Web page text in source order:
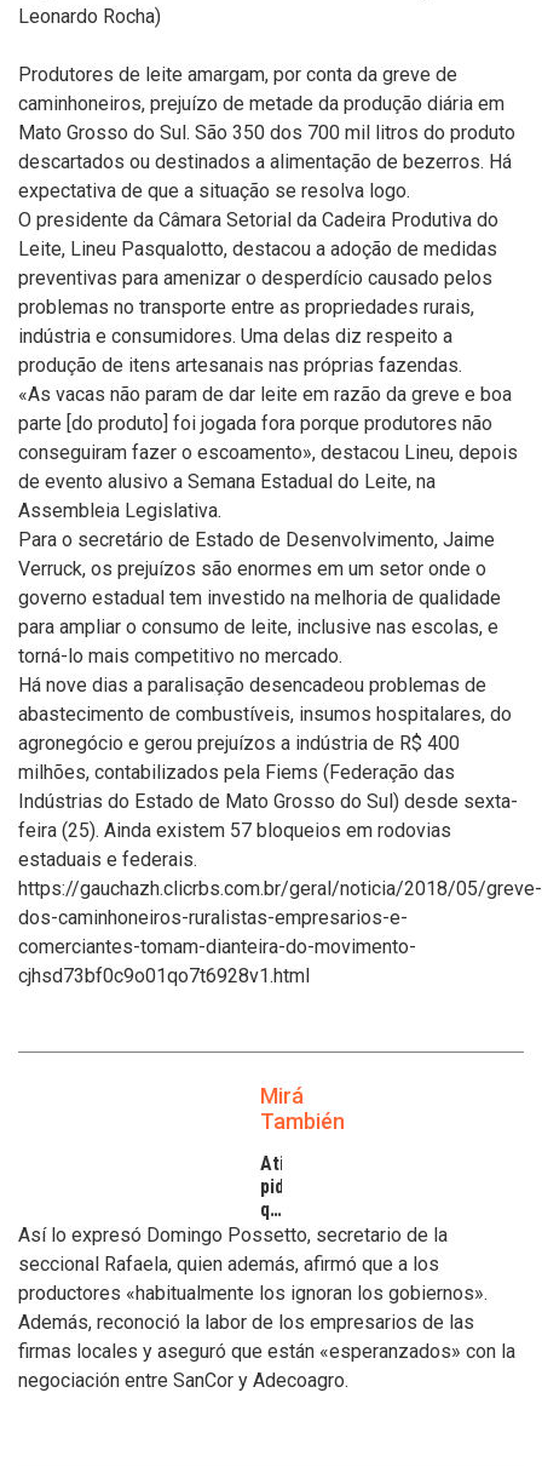
Leonardo Rocha)
Produtores de leite amargam, por conta da greve de
caminhoneiros, prejuízo de metade da produção diária em
Mato Grosso do Sul. São 350 dos 700 mil litros do produto
descartados ou destinados a alimentação de bezerros. Há
expectativa de que a situação se resolva logo.
O presidente da Câmara Setorial da Cadeira Produtiva do
Leite, Lineu Pasqualotto, destacou a adoção de medidas
preventivas para amenizar o desperdício causado pelos
problemas no transporte entre as propriedades rurais,
indústria e consumidores. Uma delas diz respeito a
produção de itens artesanais nas próprias fazendas.
«As vacas não param de dar leite em razão da greve e boa
parte [do produto] foi jogada fora porque produtores não
conseguiram fazer o escoamento», destacou Lineu, depois
de evento alusivo a Semana Estadual do Leite, na
Assembleia Legislativa.
Para o secretário de Estado de Desenvolvimento, Jaime
Verruck, os prejuízos são enormes em um setor onde o
governo estadual tem investido na melhoria de qualidade
para ampliar o consumo de leite, inclusive nas escolas, e
torná-lo mais competitivo no mercado.
Há nove dias a paralisação desencadeou problemas de
abastecimento de combustíveis, insumos hospitalares, do
agronegócio e gerou prejuízos a indústria de R$ 400
milhões, contabilizados pela Fiems (Federação das
Indústrias do Estado de Mato Grosso do Sul) desde sexta-
feira (25). Ainda existem 57 bloqueios em rodovias
estaduais e federais.
https://gauchazh.clicrbs.com.br/geral/noticia/2018/05/greve-
dos-caminhoneiros-ruralistas-empresarios-e-
comerciantes-tomam-dianteira-do-movimento-
cjhsd73bf0c9o01qo7t6928v1.html
Mirá
También
Atilra
pide
que
se
atiendan
los
inconvenientes
de
los
tamberos
Así lo expresó Domingo Possetto, secretario de la
seccional Rafaela, quien además, afirmó que a los
productores «habitualmente los ignoran los gobiernos».
Además, reconoció la labor de los empresarios de las
firmas locales y aseguró que están «esperanzados» con la
negociación entre SanCor y Adecoagro.